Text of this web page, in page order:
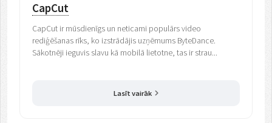
CapCut
CapCut ir mūsdienīgs un neticami populārs video
rediģēšanas rīks, ko izstrādājis uzņēmums ByteDance.
Sākotnēji ieguvis slavu kā mobilā lietotne, tas ir strau...
Lasīt vairāk